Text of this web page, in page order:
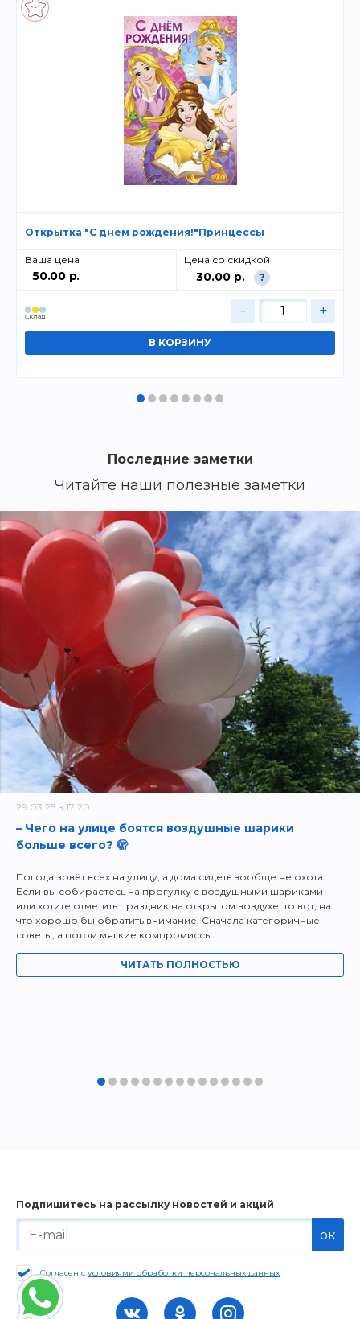
Открытка "С днем рождения!"Принцессы
Ваша цена
50.00 р.
Цена со скидкой
30.00 р. ?
Cклад - +
Последние заметки
Читайте наши полезные заметки
29.03.25 в 17:20
– Чего на улице боятся воздушные шарики
больше всего? 🫣
Погода зовёт всех на улицу, а дома сидеть вообще не охота.
Если вы собираетесь на прогулку с воздушными шариками
или хотите отметить праздник на открытом воздухе, то вот, на
что хорошо бы обратить внимание. Сначала категоричные
советы, а потом мягкие компромиссы.
ЧИТАТЬ ПОЛНОСТЬЮ
Подпишитесь на рассылку новостей и акций
ок
Согласен с условиями обработки персональных данных